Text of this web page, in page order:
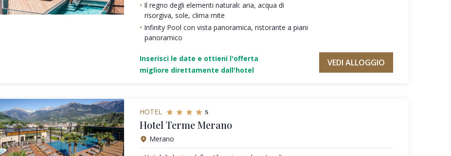
Il regno degli elementi naturali: aria, acqua di
risorgiva, sole, clima mite
Infinity Pool con vista panoramica, ristorante a piani
panoramico
Inserisci le date e ottieni l'offerta
migliore direttamente dall'hotel
VEDI ALLOGGIO
HOTEL s
Hotel Terme Merano
Merano